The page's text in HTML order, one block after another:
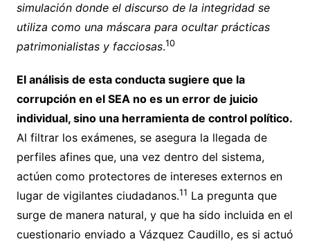
simulación donde el discurso de la integridad se
utiliza como una máscara para ocultar prácticas
patrimonialistas y facciosas.10
El análisis de esta conducta sugiere que la
corrupción en el SEA no es un error de juicio
individual, sino una herramienta de control político.
Al filtrar los exámenes, se asegura la llegada de
perfiles afines que, una vez dentro del sistema,
actúen como protectores de intereses externos en
lugar de vigilantes ciudadanos.11 La pregunta que
surge de manera natural, y que ha sido incluida en el
cuestionario enviado a Vázquez Caudillo, es si actuó